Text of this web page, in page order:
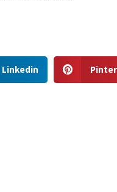
Linkedin
h